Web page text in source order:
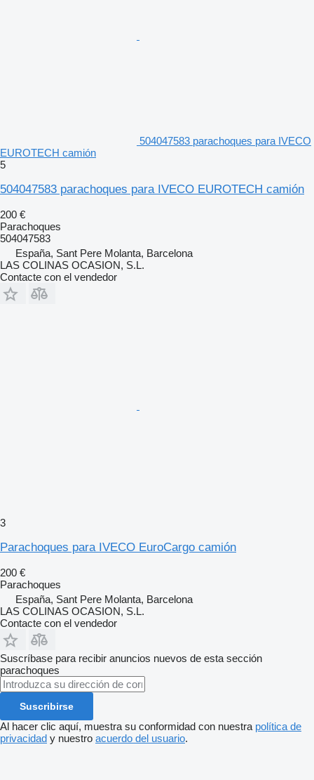
504047583 parachoques para IVECO
EUROTECH camión
5
504047583 parachoques para IVECO EUROTECH camión
200 €
Parachoques
504047583
España, Sant Pere Molanta, Barcelona
LAS COLINAS OCASION, S.L.
Contacte con el vendedor
3
Parachoques para IVECO EuroCargo camión
200 €
Parachoques
España, Sant Pere Molanta, Barcelona
LAS COLINAS OCASION, S.L.
Contacte con el vendedor
Suscríbase para recibir anuncios nuevos de esta sección
parachoques
Suscribirse
Al hacer clic aquí, muestra su conformidad con nuestra política de
privacidad y nuestro acuerdo del usuario.